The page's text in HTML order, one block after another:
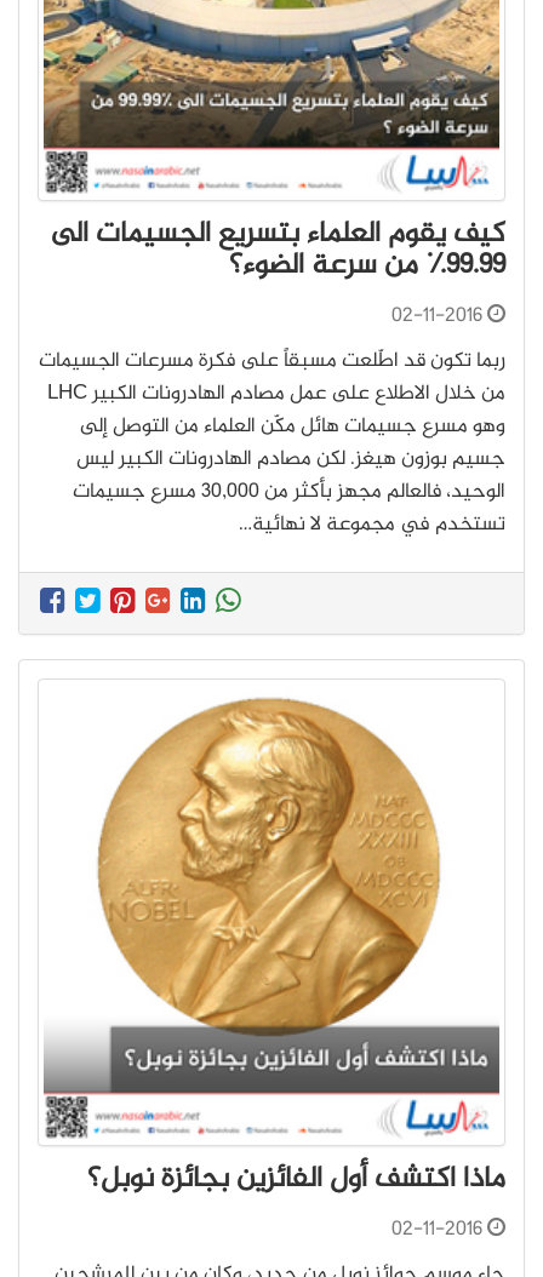
كيف يقوم العلماء بتسريع الجسيمات الى
99.99٪ من سرعة الضوء؟
02-11-2016
ربما تكون قد اطّلعت مسبقاً على فكرة مسرعات الجسيمات
من خلال الاطلاع على عمل مصادم الهادرونات الكبير LHC
وهو مسرع جسيمات هائل مكّن العلماء من التوصل إلى
جسيم بوزون هيغز. لكن مصادم الهادرونات الكبير ليس
الوحيد، فالعالم مجهز بأكثر من 30,000 مسرع جسيمات
تستخدم في مجموعة لا نهائية…
ماذا اكتشف أول الفائزين بجائزة نوبل؟
02-11-2016